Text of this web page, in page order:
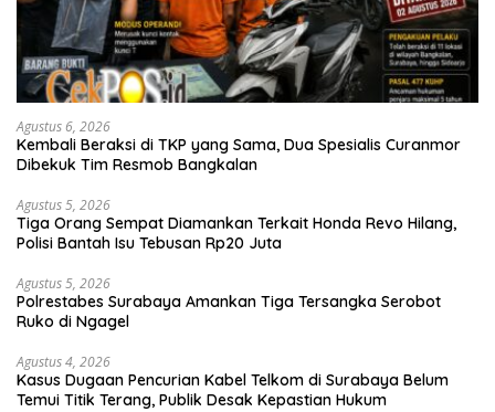
Agustus 6, 2026
Kembali Beraksi di TKP yang Sama, Dua Spesialis Curanmor
Dibekuk Tim Resmob Bangkalan
Agustus 5, 2026
Tiga Orang Sempat Diamankan Terkait Honda Revo Hilang,
Polisi Bantah Isu Tebusan Rp20 Juta
Agustus 5, 2026
Polrestabes Surabaya Amankan Tiga Tersangka Serobot
Ruko di Ngagel
Agustus 4, 2026
Kasus Dugaan Pencurian Kabel Telkom di Surabaya Belum
Temui Titik Terang, Publik Desak Kepastian Hukum